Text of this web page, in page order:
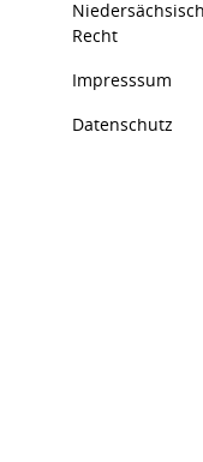
Recht
Impresssum
Datenschutz